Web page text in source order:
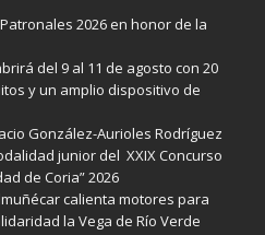
2026 en honor de la
del 9 al 11 de agosto con 20
y un amplio dispositivo de
González-Aurioles Rodríguez
junior del XXIX Concurso
de Coria” 2026
calienta motores para
la Vega de Río Verde